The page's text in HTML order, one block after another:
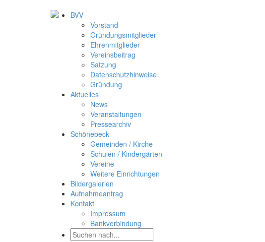
BVV
Vorstand
Gründungsmitglieder
Ehrenmitglieder
Vereinsbeitrag
Satzung
Datenschutzhinweise
Gründung
Aktuelles
News
Veranstaltungen
Pressearchiv
Schönebeck
Gemeinden / Kirche
Schulen / Kindergärten
Vereine
Weitere Einrichtungen
Bildergalerien
Aufnahmeantrag
Kontakt
Impressum
Bankverbindung